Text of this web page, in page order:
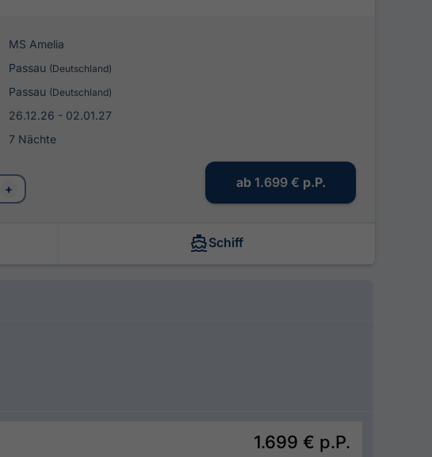
MS Amelia
Passau (Deutschland)
Passau (Deutschland)
26.12.26 - 02.01.27
7 Nächte
+ ab 1.699 € p.P.
Schiff
1.699 € p.P.